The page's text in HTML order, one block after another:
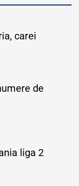
carei
de
liga 2